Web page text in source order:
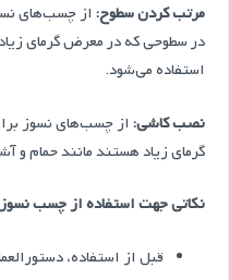
مرتب کردن سطوح: از چسب‌های
در سطوحی که در معرض گرمای
استفاده می‌شود.
نصب کاشی: از چسب‌های نسوز
گرمای زیاد هستند مانند حمام و
نکاتی جهت استفاده از چسب
قبل از استفاده،